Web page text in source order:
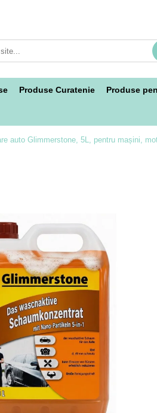
Produse Curatenie Produse
auto Glimmerstone, 5L, pentru mașini,